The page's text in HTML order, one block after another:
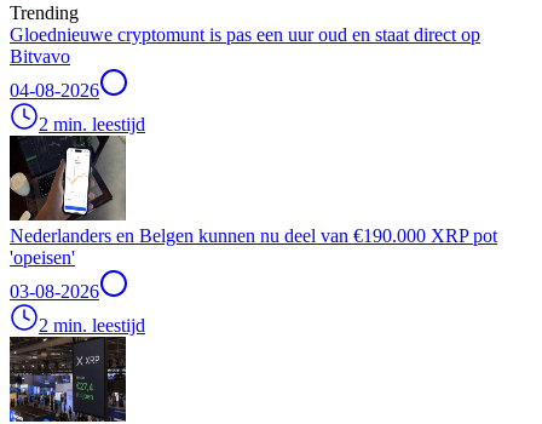
Trending
Gloednieuwe cryptomunt is pas een uur oud en staat direct op
Bitvavo
04-08-2026
2 min. leestijd
Nederlanders en Belgen kunnen nu deel van €190.000 XRP pot
'opeisen'
03-08-2026
2 min. leestijd